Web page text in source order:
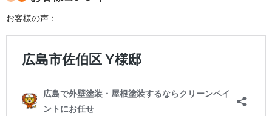
お客様の声：